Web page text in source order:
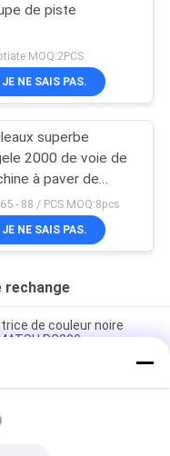
de piste
MOQ:2PCS
JE NE SAIS PAS.
superbe
2000 de voie de
à paver de
Pavare Vogele
65 - 88 / PCS MOQ:8pcs
JE NE SAIS PAS.
rechange
de couleur noire
PC300
d'UX031H0E
pavé d'asphalte